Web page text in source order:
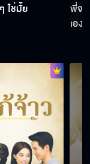
ใช่มั้ย
พี่จะ
เอง